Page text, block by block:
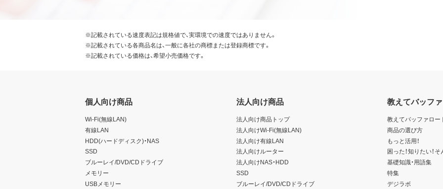
※記載されている速度表記は規格値で、実環境での速度ではありません。
※記載されている各商品名は、一般に各社の商標または登録商標です。
※記載されている価格は、希望小売価格です。
個人向け商品
Wi-Fi(無線LAN)
有線LAN
HDD(ハードディスク)・NAS
SSD
ブルーレイ/DVD/CDドライブ
メモリー
USBメモリー
法人向け商品
法人向け商品トップ
法人向けWi-Fi(無線LAN)
法人向け有線LAN
法人向けルーター
法人向けNAS・HDD
SSD
ブルーレイ/DVD/CDドライブ
教えてバッフ
教えてバッファロー
商品の選び方
もっと活用！
困った！知りたい！
基礎知識・用語集
特集
デジラボ